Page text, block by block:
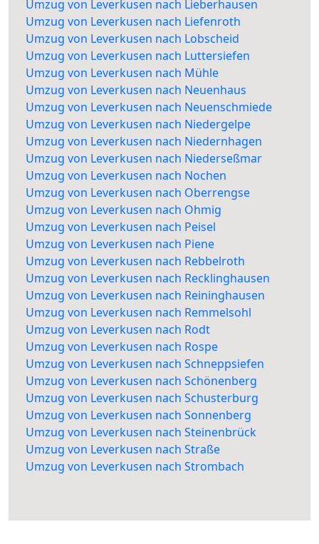
Umzug von Leverkusen nach Lieberhausen
Umzug von Leverkusen nach Liefenroth
Umzug von Leverkusen nach Lobscheid
Umzug von Leverkusen nach Luttersiefen
Umzug von Leverkusen nach Mühle
Umzug von Leverkusen nach Neuenhaus
Umzug von Leverkusen nach Neuenschmiede
Umzug von Leverkusen nach Niedergelpe
Umzug von Leverkusen nach Niedernhagen
Umzug von Leverkusen nach Niederseßmar
Umzug von Leverkusen nach Nochen
Umzug von Leverkusen nach Oberrengse
Umzug von Leverkusen nach Ohmig
Umzug von Leverkusen nach Peisel
Umzug von Leverkusen nach Piene
Umzug von Leverkusen nach Rebbelroth
Umzug von Leverkusen nach Recklinghausen
Umzug von Leverkusen nach Reininghausen
Umzug von Leverkusen nach Remmelsohl
Umzug von Leverkusen nach Rodt
Umzug von Leverkusen nach Rospe
Umzug von Leverkusen nach Schneppsiefen
Umzug von Leverkusen nach Schönenberg
Umzug von Leverkusen nach Schusterburg
Umzug von Leverkusen nach Sonnenberg
Umzug von Leverkusen nach Steinenbrück
Umzug von Leverkusen nach Straße
Umzug von Leverkusen nach Strombach